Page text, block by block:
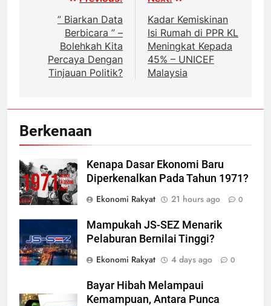
navigation
” Biarkan Data
Berbicara ” –
Bolehkah Kita
Percaya Dengan
Tinjauan Politik?
Kadar Kemiskinan
Isi Rumah di PPR KL
Meningkat Kepada
45% – UNICEF
Malaysia
Berkenaan
Kenapa Dasar Ekonomi Baru
Diperkenalkan Pada Tahun 1971?
Ekonomi Rakyat
21 hours ago 0
Mampukah JS-SEZ Menarik
Pelaburan Bernilai Tinggi?
Ekonomi Rakyat
4 days ago 0
Bayar Hibah Melampaui
Kemampuan, Antara Punca